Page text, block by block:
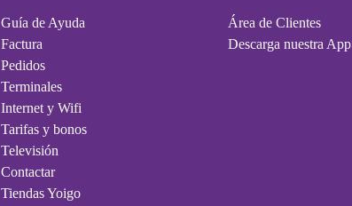
Guía de Ayuda
Factura
Pedidos
Terminales
Internet y Wifi
Tarifas y bonos
Televisión
Contactar
Tiendas Yoigo
Área de Clientes
Descarga nuestra App